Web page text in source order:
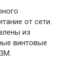
от сети.
из
винтовые